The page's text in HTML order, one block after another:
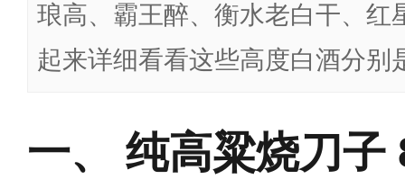
琅高、霸王醉、衡水老白干、红
起来详细看看这些高度白酒分别
纯高粱烧刀子